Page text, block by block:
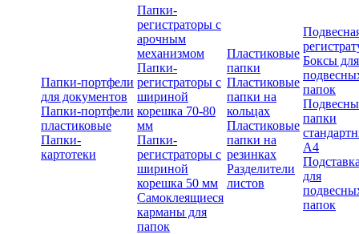
Папки-портфели
для документов
Папки-портфели
пластиковые
Папки-
картотеки
Папки-
регистраторы с
арочным
механизмом
Папки-
регистраторы с
шириной
корешка 70-80
мм
Папки-
регистраторы с
шириной
корешка 50 мм
Самоклеящиеся
карманы для
папок
Пластиковые
папки
Пластиковые
папки на
кольцах
Пластиковые
папки на
резинках
Разделители
листов
Боксы для
папок
папки
А4
для
папок